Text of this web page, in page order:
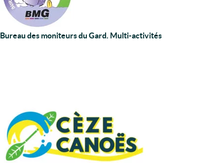
Bureau des moniteurs du Gard. Multi-activités